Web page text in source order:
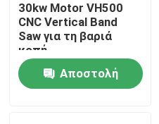
Σπίτι
Προϊόντα
30kw Motor VH500
CNC Vertical Band
Saw για τη βαριά
κοπή
Αποστολή